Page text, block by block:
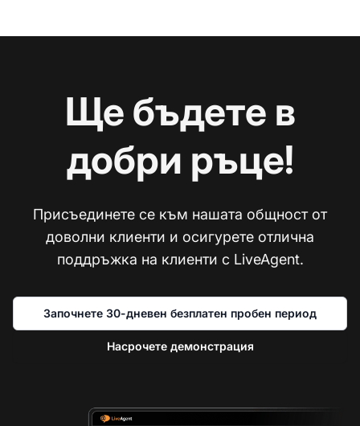
Ще бъдете в
добри ръце!
Присъединете се към нашата общност от
доволни клиенти и осигурете отлична
поддръжка на клиенти с LiveAgent.
Започнете 30-дневен безплатен пробен период
Насрочете демонстрация